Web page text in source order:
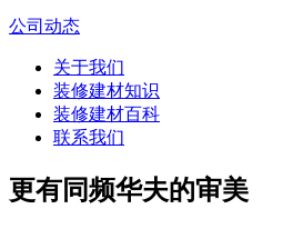
公司动态
关于我们
装修建材知识
装修建材百科
联系我们
更有同频华夫的审美